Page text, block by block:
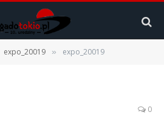
expo_20019 » expo_20019
0